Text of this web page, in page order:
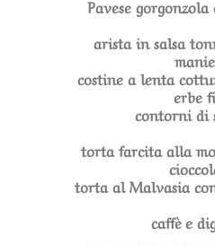
Pavese
arista in salsa
costine a lenta
erbe
contorni di
torta farcita alla
torta al Malvasia
caffè e